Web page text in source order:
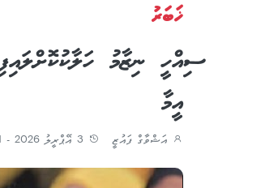
ޚަބަރު
ސިއްހީ ނިޒާމު
އީމާ
އަޝްވާގް ފައުޒީ